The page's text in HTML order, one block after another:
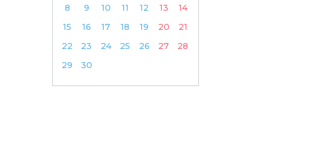
8
9 10 11 12 13
14
15
16 17 18 19 20
21
22
23 24 25 26 27
28
29
30